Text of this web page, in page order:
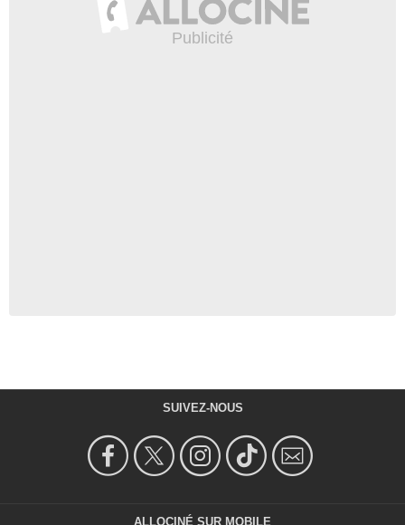
SUIVEZ-NOUS
ALLOCINÉ SUR MOBILE